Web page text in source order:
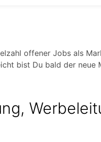
offener Jobs als
bist Du bald der neue